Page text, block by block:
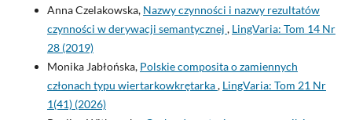
Anna Czelakowska, Nazwy czynności i nazwy rezultatów
czynności w derywacji semantycznej , LingVaria: Tom 14 Nr
28 (2019)
Monika Jabłońska, Polskie composita o zamiennych
członach typu wiertarkowkrętarka, LingVaria: Tom 21 Nr
1(41) (2026)